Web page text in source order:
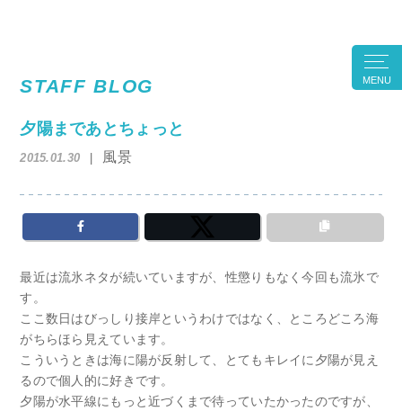
STAFF BLOG
夕陽まであとちょっと
2015.01.30 風景
最近は流氷ネタが続いていますが、性懲りもなく今回も流氷で
す。
ここ数日はびっしり接岸というわけではなく、ところどころ海
がちらほら見えています。
こういうときは海に陽が反射して、とてもキレイに夕陽が見え
るので個人的に好きです。
夕陽が水平線にもっと近づくまで待っていたかったのですが、
MENU